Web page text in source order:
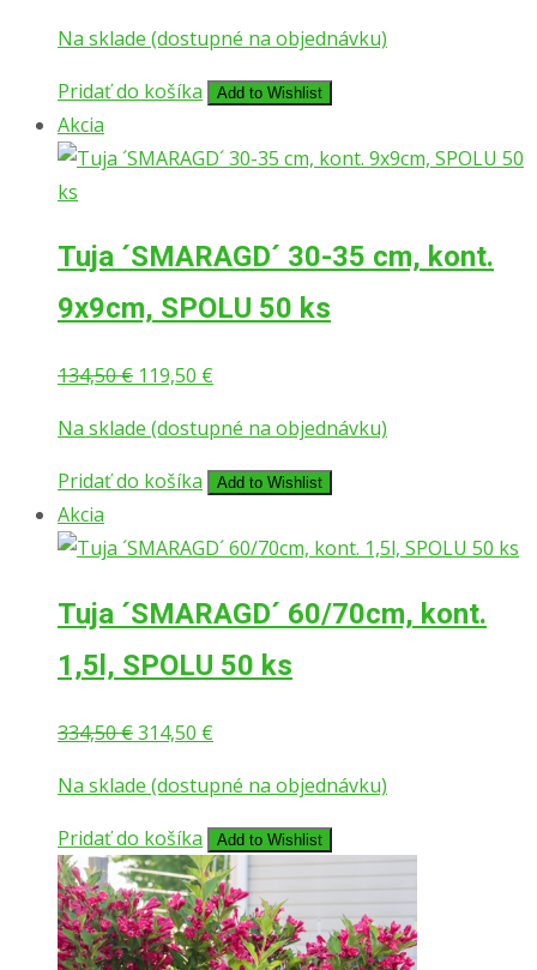
Na sklade (dostupné na objednávku)
Pridať do košíka
Add to Wishlist
Akcia
Tuja ´SMARAGD´ 30-35 cm, kont.
9x9cm, SPOLU 50 ks
134,50€ Pôvodná
bola:
134,50 €.
119,50 €
je:
119,50 €.
Na sklade (dostupné na objednávku)
Pridať do košíka
Add to Wishlist
Akcia
Tuja ´SMARAGD´ 60/70cm, kont.
1,5l, SPOLU 50 ks
334,50€Pôvodná
bola:
334,50 €.
314,50 €
je:
314,50 €.
Na sklade (dostupné na objednávku)
Pridať do košíka
Add to Wishlist